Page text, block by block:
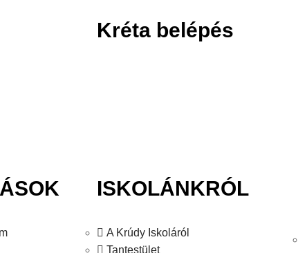
Kréta belépés
ISKOLÁNKRÓL
A Krúdy Iskoláról
Tantestület